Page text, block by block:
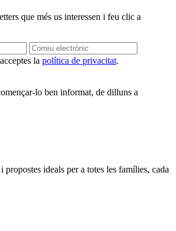
que més us interessen i feu clic a
la política de privacitat.
lo ben informat, de dilluns a
propostes ideals per a totes les famílies, cada